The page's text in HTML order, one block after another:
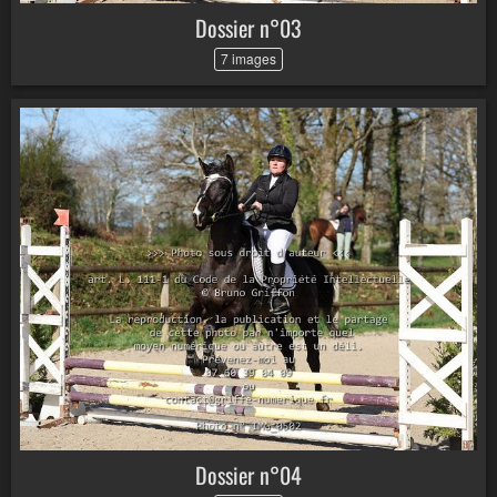
Dossier n°03
7 images
Dossier n°04